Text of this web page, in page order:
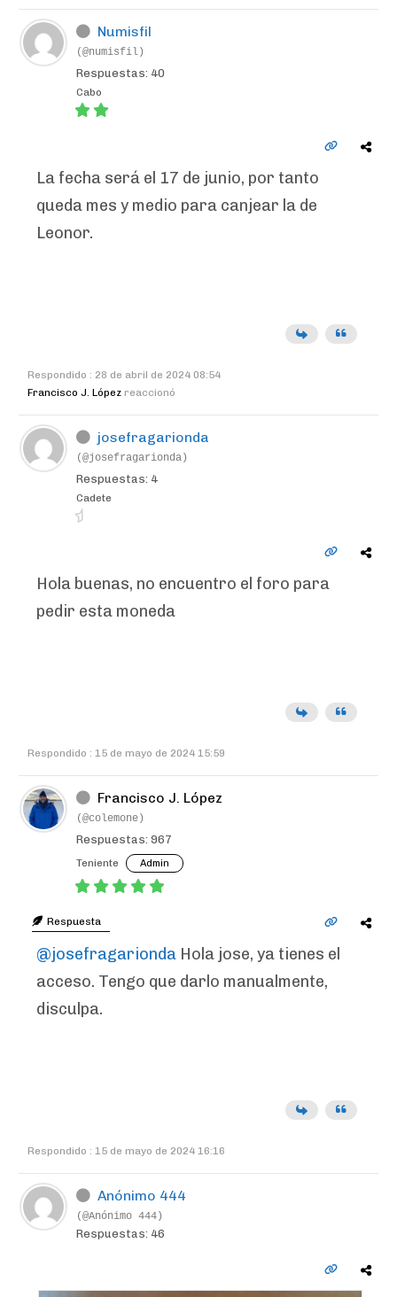
Numisfil
(@numisfil)
Respuestas: 40
Cabo
La fecha será el 17 de junio, por tanto
queda mes y medio para canjear la de
Leonor.
Respondido : 28 de abril de 2024 08:54
Francisco J. López reaccionó
josefragarionda
(@josefragarionda)
Respuestas: 4
Cadete
Hola buenas, no encuentro el foro para
pedir esta moneda
Respondido : 15 de mayo de 2024 15:59
Francisco J. López
(@colemone)
Respuestas: 967
Teniente Admin
Respuesta
@josefragarionda Hola jose, ya tienes el
acceso. Tengo que darlo manualmente,
disculpa.
Respondido : 15 de mayo de 2024 16:16
Anónimo 444
(@Anónimo 444)
Respuestas: 46